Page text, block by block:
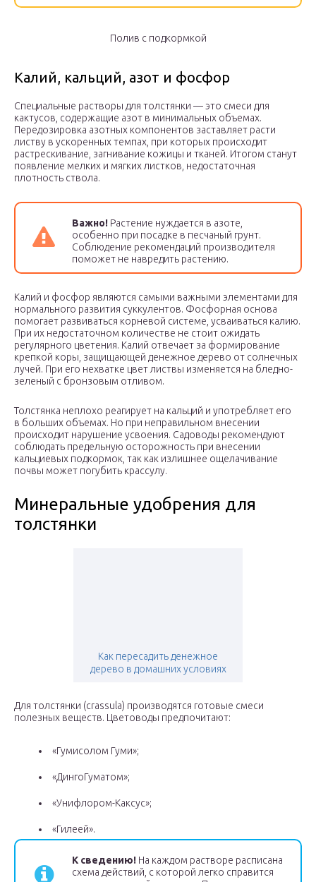
Полив с подкормкой
Калий, кальций, азот и фосфор
Специальные растворы для толстянки — это смеси для
кактусов, содержащие азот в минимальных объемах.
Передозировка азотных компонентов заставляет расти
листву в ускоренных темпах, при которых происходит
растрескивание, загнивание кожицы и тканей. Итогом станут
появление мелких и мягких листков, недостаточная
плотность ствола.
Важно! Растение нуждается в азоте,
особенно при посадке в песчаный грунт.
Соблюдение рекомендаций производителя
поможет не навредить растению.
Калий и фосфор являются самыми важными элементами для
нормального развития суккулентов. Фосфорная основа
помогает развиваться корневой системе, усваиваться калию.
При их недостаточном количестве не стоит ожидать
регулярного цветения. Калий отвечает за формирование
крепкой коры, защищающей денежное дерево от солнечных
лучей. При его нехватке цвет листвы изменяется на бледно-
зеленый с бронзовым отливом.
Толстянка неплохо реагирует на кальций и употребляет его
в больших объемах. Но при неправильном внесении
происходит нарушение усвоения. Садоводы рекомендуют
соблюдать предельную осторожность при внесении
кальциевых подкормок, так как излишнее ощелачивание
почвы может погубить крассулу.
Минеральные удобрения для
толстянки
Как пересадить денежное
дерево в домашних условиях
Для толстянки (crassula) производятся готовые смеси
полезных веществ. Цветоводы предпочитают:
«Гумисолом Гуми»;
«ДингоГуматом»;
«Унифлором-Каксус»;
«Гилеей».
К сведению! На каждом растворе расписана
схема действий, с которой легко справится